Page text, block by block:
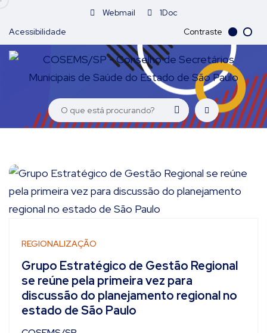
Webmail
1Doc
Acessibilidade
Contraste
REGIONALIZAÇÃO
Grupo Estratégico de Gestão Regional
se reúne pela primeira vez para
discussão do planejamento regional no
estado de São Paulo